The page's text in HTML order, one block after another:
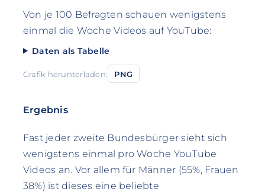
Von je 100 Befragten schauen wenigstens
einmal die Woche Videos auf YouTube:
Daten als Tabelle
Grafik herunterladen: PNG
Ergebnis
Fast jeder zweite Bundesbürger sieht sich
wenigstens einmal pro Woche YouTube
Videos an. Vor allem für Männer (55%, Frauen
38%) ist dieses eine beliebte